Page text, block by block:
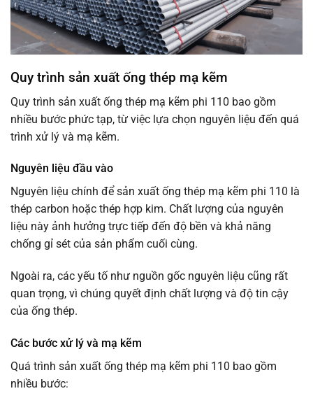
Quy trình sản xuất ống thép mạ kẽm
Quy trình sản xuất ống thép mạ kẽm phi 110 bao gồm
nhiều bước phức tạp, từ việc lựa chọn nguyên liệu đến quá
trình xử lý và mạ kẽm.
Nguyên liệu đầu vào
Nguyên liệu chính để sản xuất ống thép mạ kẽm phi 110 là
thép carbon hoặc thép hợp kim. Chất lượng của nguyên
liệu này ảnh hưởng trực tiếp đến độ bền và khả năng
chống gỉ sét của sản phẩm cuối cùng.
Ngoài ra, các yếu tố như nguồn gốc nguyên liệu cũng rất
quan trọng, vì chúng quyết định chất lượng và độ tin cậy
của ống thép.
Các bước xử lý và mạ kẽm
Quá trình sản xuất ống thép mạ kẽm phi 110 bao gồm
nhiều bước: